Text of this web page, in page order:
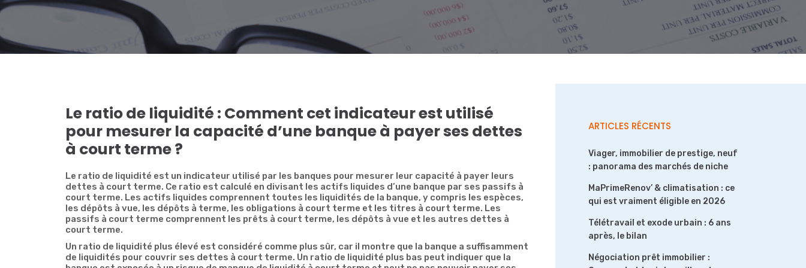
Le ratio de liquidité : Comment cet indicateur est utilisé
pour mesurer la capacité d’une banque à payer ses dettes
à court terme ?
Le ratio de liquidité est un indicateur utilisé par les banques pour mesurer leur capacité à payer leurs
dettes à court terme. Ce ratio est calculé en divisant les actifs liquides d’une banque par ses passifs à
court terme. Les actifs liquides comprennent toutes les liquidités de la banque, y compris les espèces,
les dépôts à vue, les dépôts à terme, les obligations à court terme et les titres à court terme. Les
passifs à court terme comprennent les prêts à court terme, les dépôts à vue et les autres dettes à
court terme.
Un ratio de liquidité plus élevé est considéré comme plus sûr, car il montre que la banque a suffisamment
de liquidités pour couvrir ses dettes à court terme. Un ratio de liquidité plus bas peut indiquer que la
ARTICLES RÉCENTS
Viager, immobilier de prestige, neuf
: panorama des marchés de niche
MaPrimeRenov’ & climatisation : ce
qui est vraiment éligible en 2026
Télétravail et exode urbain : 6 ans
après, le bilan
Négociation prêt immobilier :